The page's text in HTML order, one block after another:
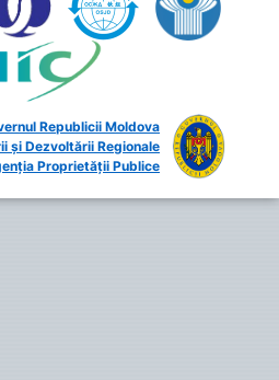
Republicii Moldova
și Dezvoltării Regionale
Proprietății Publice